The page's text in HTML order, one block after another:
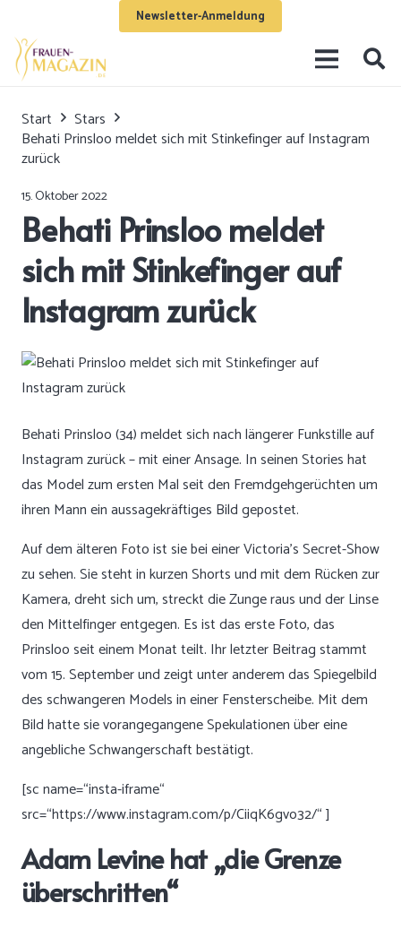
Newsletter-Anmeldung
Start
Stars
Behati Prinsloo meldet sich mit Stinkefinger auf Instagram
zurück
15. Oktober 2022
Behati Prinsloo meldet
sich mit Stinkefinger auf
Instagram zurück
Behati Prinsloo (34) meldet sich nach längerer Funkstille auf
Instagram zurück – mit einer Ansage. In seinen Stories hat
das Model zum ersten Mal seit den Fremdgehgerüchten um
ihren Mann ein aussagekräftiges Bild gepostet.
Auf dem älteren Foto ist sie bei einer Victoria’s Secret-Show
zu sehen. Sie steht in kurzen Shorts und mit dem Rücken zur
Kamera, dreht sich um, streckt die Zunge raus und der Linse
den Mittelfinger entgegen. Es ist das erste Foto, das
Prinsloo seit einem Monat teilt. Ihr letzter Beitragstammt
vom 15. September und zeigt unter anderem das Spiegelbild
des schwangeren Models in einer Fensterscheibe. Mit dem
Bild hatte sie vorangegangene Spekulationen über eine
angebliche Schwangerschaft bestätigt.
[sc name=“insta-iframe“
src=“https://www.instagram.com/p/CiiqK6gvo32/“ ]
Adam Levine hat „die Grenze
überschritten“